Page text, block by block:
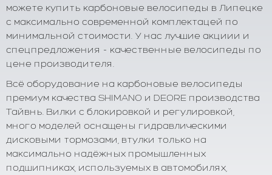
можете купить карбоновые велосипеды в Липецке
с максимально современной комплектацей по
минимальной стоимости. У нас лучшие акциии и
спецпредложения - качественные велосипеды по
цене производителя.
Всё оборудование на карбоновые велосипеды
премиум качества SHIMANO и DEORE производства
Тайвнь. Вилки с блокировкой и регулировкой,
много моделей оснащены гидравлическими
дисковыми тормозами, втулки только на
максимально надёжных промышленных
подшипниках, используемых в автомобилях,